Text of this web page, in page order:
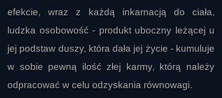
efekcie, wraz z każdą inkarnacją do ciała,
ludzka osobowość - produkt uboczny leżącej u
jej podstaw duszy, która dała jej życie - kumuluje
w sobie pewną ilość złej karmy, którą należy
odpracować w celu odzyskania równowagi.